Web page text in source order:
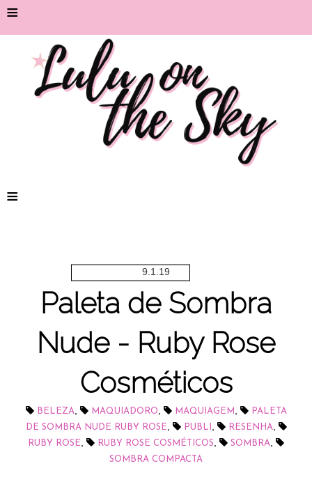
≡
≡
9.1.19
Paleta de Sombra
Nude - Ruby Rose
Cosméticos
BELEZA, MAQUIADORO, MAQUIAGEM ,
PALETA
DE SOMBRA NUDE RUBY ROSE, PUBLI , RESENHA,
RUBY ROSE, RUBY ROSE COSMÉTICOS, SOMBRA,
SOMBRA COMPACTA